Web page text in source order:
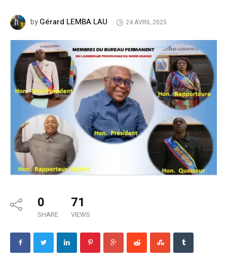
byGérard LEMBA LAU 24 AVRIL 2025
0
SHARE
71
VIEWS